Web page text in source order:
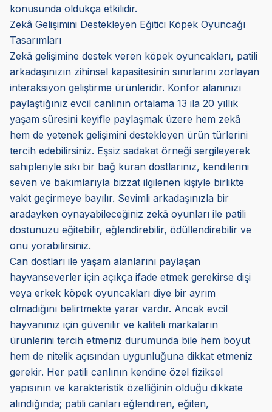
konusunda oldukça etkilidir.
Zekâ Gelişimini Destekleyen Eğitici Köpek Oyuncağı
Tasarımları
Zekâ gelişimine destek veren köpek oyuncakları, patili
arkadaşınızın zihinsel kapasitesinin sınırlarını zorlayan
interaksiyon geliştirme ürünleridir. Konfor alanınızı
paylaştığınız evcil canlının ortalama 13 ila 20 yıllık
yaşam süresini keyifle paylaşmak üzere hem zekâ
hem de yetenek gelişimini destekleyen ürün türlerini
tercih edebilirsiniz. Eşsiz sadakat örneği sergileyerek
sahipleriyle sıkı bir bağ kuran dostlarınız, kendilerini
seven ve bakımlarıyla bizzat ilgilenen kişiyle birlikte
vakit geçirmeye bayılır. Sevimli arkadaşınızla bir
aradayken oynayabileceğiniz zekâ oyunları ile patili
dostunuzu eğitebilir, eğlendirebilir, ödüllendirebilir ve
onu yorabilirsiniz.
Can dostları ile yaşam alanlarını paylaşan
hayvanseverler için açıkça ifade etmek gerekirse dişi
veya erkek köpek oyuncakları diye bir ayrım
olmadığını belirtmekte yarar vardır. Ancak evcil
hayvanınız için güvenilir ve kaliteli markaların
ürünlerini tercih etmeniz durumunda bile hem boyut
hem de nitelik açısından uygunluğuna dikkat etmeniz
gerekir. Her patili canlının kendine özel fiziksel
yapısının ve karakteristik özelliğinin olduğu dikkate
alındığında; patili canları eğlendiren, eğiten,